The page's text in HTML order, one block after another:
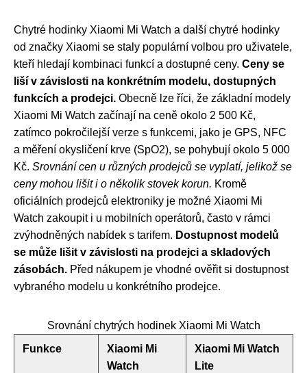
Chytré hodinky Xiaomi Mi Watch a další chytré hodinky
od značky Xiaomi se staly populární volbou pro uživatele,
kteří hledají kombinaci funkcí a dostupné ceny. Ceny se
liší v závislosti na konkrétním modelu, dostupných
funkcích a prodejci. Obecně lze říci, že základní modely
Xiaomi Mi Watch začínají na ceně okolo 2 500 Kč,
zatímco pokročilejší verze s funkcemi, jako je GPS, NFC
a měření okysličení krve (SpO2), se pohybují okolo 5 000
Kč. Srovnání cen u různých prodejců se vyplatí, jelikož se
ceny mohou lišit i o několik stovek korun. Kromě
oficiálních prodejců elektroniky je možné Xiaomi Mi
Watch zakoupit i u mobilních operátorů, často v rámci
zvýhodněných nabídek s tarifem. Dostupnost modelů
se může lišit v závislosti na prodejci a skladových
zásobách. Před nákupem je vhodné ověřit si dostupnost
vybraného modelu u konkrétního prodejce.
Srovnání chytrých hodinek Xiaomi Mi Watch
Funkce
Xiaomi Mi
Watch
Xiaomi Mi Watch
Lite